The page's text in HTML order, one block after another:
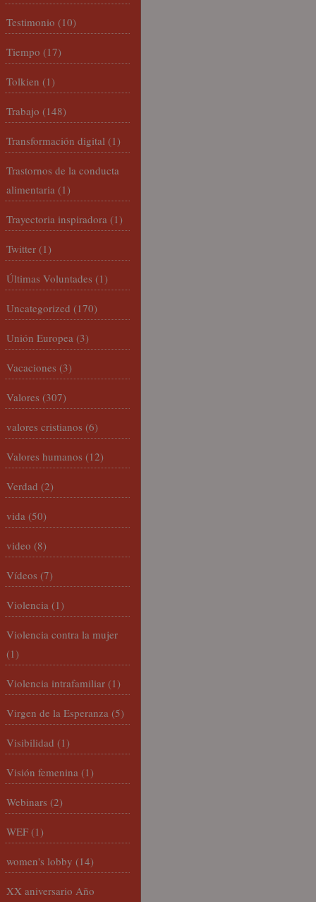
Testimonio (10)
Tiempo (17)
Tolkien (1)
Trabajo (148)
Transformación digital (1)
Trastornos de la conducta
alimentaria (1)
Trayectoria inspiradora (1)
Twitter (1)
Últimas Voluntades (1)
Uncategorized (170)
Unión Europea (3)
Vacaciones (3)
Valores (307)
valores cristianos (6)
Valores humanos (12)
Verdad (2)
vida (50)
video (8)
Vídeos (7)
Violencia (1)
Violencia contra la mujer
(1)
Violencia intrafamiliar (1)
Virgen de la Esperanza (5)
Visibilidad (1)
Visión femenina (1)
Webinars (2)
WEF (1)
women's lobby (14)
XX aniversario Año